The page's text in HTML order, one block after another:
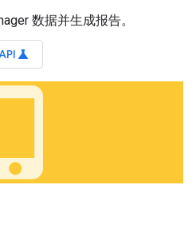
数据并生成报告。
science